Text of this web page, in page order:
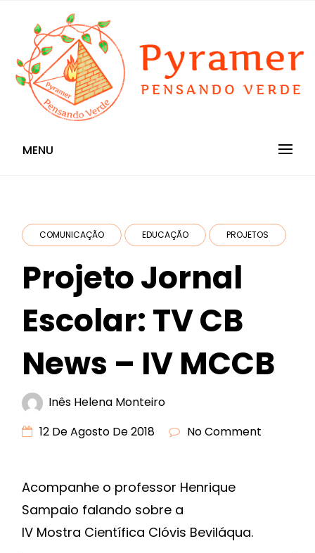
content
Pyramer
Pensando Verde
MENU
COMUNICAÇÃO EDUCAÇÃO PROJETOS
Projeto Jornal
Escolar: TV CB
News – IV MCCB
Inês Helena Monteiro
12 De Agosto De 2018
No Comment
Acompanhe o professor Henrique
Sampaio falando sobre a
IV Mostra Científica Clóvis Beviláqua.